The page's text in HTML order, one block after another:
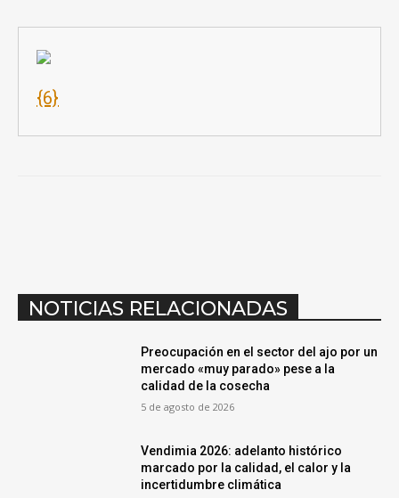
{6}
NOTICIAS RELACIONADAS
Preocupación en el sector del ajo por un
mercado «muy parado» pese a la
calidad de la cosecha
5 de agosto de 2026
Vendimia 2026: adelanto histórico
marcado por la calidad, el calor y la
incertidumbre climática